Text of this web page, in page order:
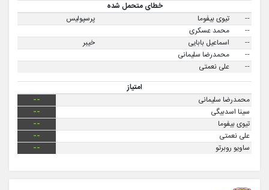
خطای متحمل شده
--
تیوی بیفوما
پرسپولیس
--
محمد عسکری
--
اسماعیل بابایی
خیبر
--
محمدرضا سلیمانی
--
علی نعمتی
امتیاز
محمدرضا سلیمانی
--
سینا اسدبیگی
--
تیوی بیفوما
--
علی نعمتی
--
ساویو روبرتو
--